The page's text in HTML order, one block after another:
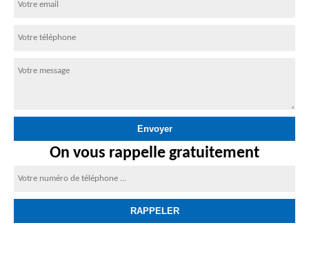
On vous rappelle gratuitement